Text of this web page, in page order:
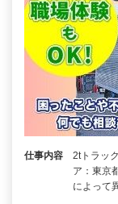
仕事内容
2tトラッ
ア：東京
によって